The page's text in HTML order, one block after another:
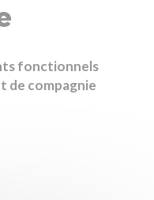
fonctionnels
de compagnie